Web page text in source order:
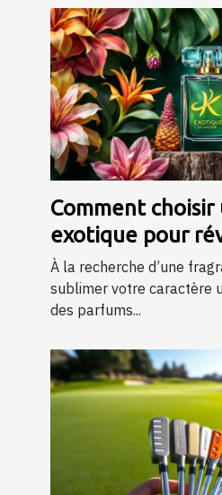
Comment
exotique pour
personnalité?
À la recherche d’une
sublimer votre caractère
des parfums...